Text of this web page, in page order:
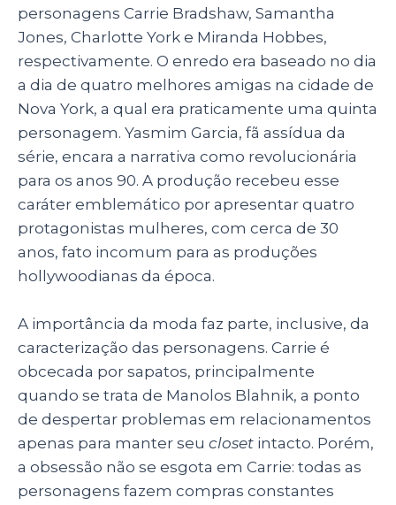
personagens Carrie Bradshaw, Samantha
Jones, Charlotte York e Miranda Hobbes,
respectivamente. O enredo era baseado no dia
a dia de quatro melhores amigas na cidade de
Nova York, a qual era praticamente uma quinta
personagem. Yasmim Garcia, fã assídua da
série, encara a narrativa como revolucionária
para os anos 90. A produção recebeu esse
caráter emblemático por apresentar quatro
protagonistas mulheres, com cerca de 30
anos, fato incomum para as produções
hollywoodianas da época.
A importância da moda faz parte, inclusive, da
caracterização das personagens. Carrie é
obcecada por sapatos, principalmente
quando se trata de Manolos Blahnik, a ponto
de despertar problemas em relacionamentos
apenas para manter seu closet intacto. Porém,
a obsessão não se esgota em Carrie: todas as
personagens fazem compras constantes